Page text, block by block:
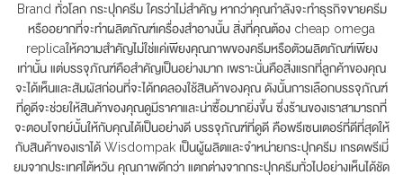
Brand ทั่วโลก กระปุกครีม ใครว่าไม่สำคัญ หากว่าคุณกำลังจะทำธุรกิจขายครีม
หรืออยากที่จะทำผลิตภัณฑ์เครื่องสำอางนั้น สิ่งที่คุณต้อง cheap omega
replicaให้ความสำคัญไม่ใช่แค่เพียงคุณภาพของครีมหรือตัวผลิตภัณฑ์เพียง
เท่านั้น แต่บรรจุภัณฑ์คือสำคัญเป็นอย่างมาก เพราะนั่นคือสิ่งแรกที่ลูกค้าของคุณ
จะได้เห็นและสัมผัสก่อนที่จะได้ทดลองใช้สินค้าของคุณ ดังนั้นการเลือกบรรจุภัณฑ์
ที่ดูดีจะช่วยให้สินค้าของคุณดูมีราคาและน่าซื้อมากยิ่งขึ้น ซึ่งร้านของเราสามารถที่
จะตอบโจทย์นั้นให้กับคุณได้เป็นอย่างดี บรรจุภัณฑ์ที่ดูดี คือพรีเซนเตอร์ที่ดีที่สุดให้
กับสินค้าของเราได้ Wisdompak เป็นผู้ผลิตและจำหน่ายกระปุกครีม เกรดพรีเมี่
ยมจากประเทศไต้หวัน คุณภาพดีกว่า แตกต่างจากกระปุกครีมทั่วไปอย่างเห็นได้ชัด